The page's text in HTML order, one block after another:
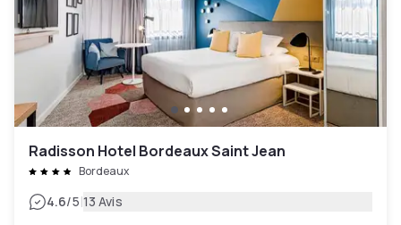
Radisson Hotel Bordeaux Saint Jean
Bordeaux
4.6/5|13 Avis